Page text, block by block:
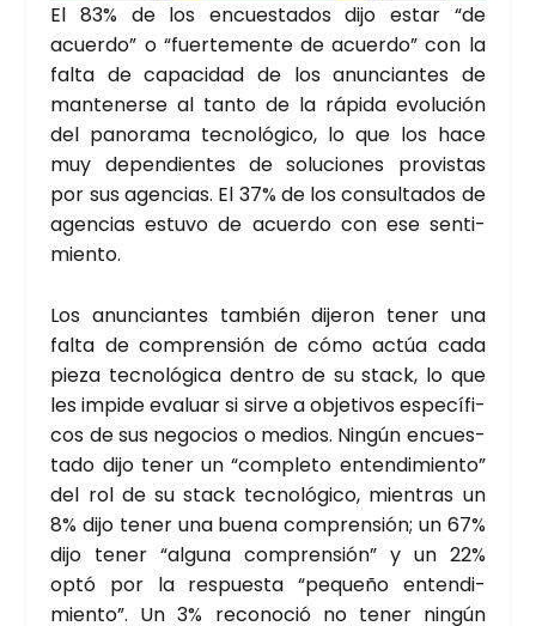
El 83% de los encues­ta­dos dijo estar “de
acuer­do” o “fuer­te­men­te de acuer­do” con la
fal­ta de capa­ci­dad de los anun­cian­tes de
man­te­ner­se al tan­to de la rápi­da evo­lu­ción
del pano­ra­ma tec­no­ló­gi­co, lo que los hace
muy depen­dien­tes de solu­cio­nes pro­vis­tas
por sus agen­cias. El 37% de los con­sul­ta­dos de
agen­cias estu­vo de acuer­do con ese sen­ti­
mien­to.
Los anun­cian­tes tam­bién dije­ron tener una
fal­ta de com­pren­sión de cómo actúa cada
pie­za tec­no­ló­gi­ca den­tro de su stack, lo que
les impi­de eva­luar si sir­ve a obje­ti­vos espe­cí­fi­
cos de sus nego­cios o medios. Nin­gún encues­
ta­do dijo tener un “com­ple­to enten­di­mien­to”
del rol de su stack tec­no­ló­gi­co, mien­tras un
8% dijo tener una bue­na com­pren­sión; un 67%
dijo tener “algu­na com­pren­sión” y un 22%
optó por la res­pues­ta “peque­ño enten­di­
mien­to”. Un 3% reco­no­ció no tener nin­gún